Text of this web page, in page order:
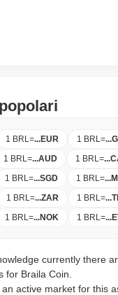
1 BRL =...EUR 1 BRL =...
1 BRL =...AUD 1 BRL =...
1 BRL =...SGD 1 BRL =...
1 BRL =...ZAR 1 BRL =...
1 BRL =...NOK 1 BRL =...
currently there
for Braila Coin.
active market for this